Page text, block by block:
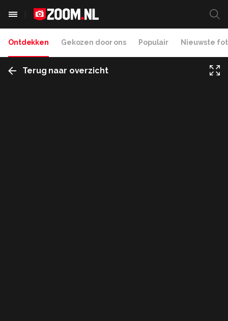
Ontdekken Gekozen door ons Populair Nieuwste
Terug naar overzicht